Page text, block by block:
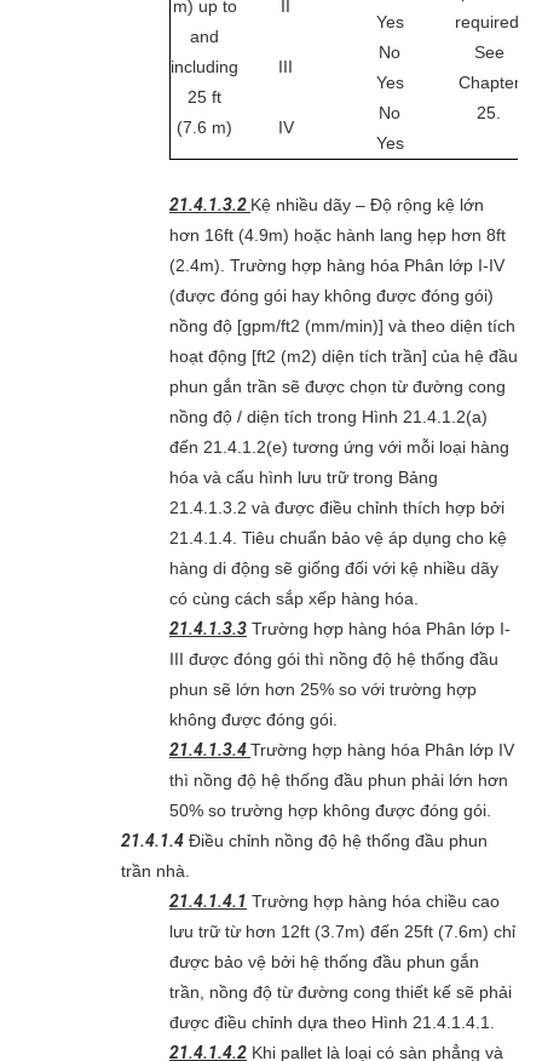
m) up to
and
including
25 ft
(7.6 m)
required.
See
Chapter
25.
II
Yes
III
No
Yes
IV
No
Yes
21.4.1.3.2 Kệ nhiều dãy – Độ rộng kệ lớn
hơn 16ft (4.9m) hoặc hành lang hẹp hơn 8ft
(2.4m). Trường hợp hàng hóa Phân lớp I-IV
(được đóng gói hay không được đóng gói)
nồng độ [gpm/ft2 (mm/min)] và theo diện tích
hoạt động [ft2 (m2) diện tích trần] của hệ đầu
phun gắn trần sẽ được chọn từ đường cong
nồng độ / diện tích trong Hình 21.4.1.2(a)
đến 21.4.1.2(e) tương ứng với mỗi loại hàng
hóa và cấu hình lưu trữ trong Bảng
21.4.1.3.2 và được điều chỉnh thích hợp bởi
21.4.1.4. Tiêu chuẩn bảo vệ áp dụng cho kệ
hàng di động sẽ giống đối với kệ nhiều dãy
có cùng cách sắp xếp hàng hóa.
21.4.1.3.3 Trường hợp hàng hóa Phân lớp I-
III được đóng gói thì nồng độ hệ thống đầu
phun sẽ lớn hơn 25% so với trường hợp
không được đóng gói.
21.4.1.3.4Trường hợp hàng hóa Phân lớp IV
thì nồng độ hệ thống đầu phun phải lớn hơn
50% so trường hợp không được đóng gói.
21.4.1.4 Điều chỉnh nồng độ hệ thống đầu phun
trần nhà.
21.4.1.4.1 Trường hợp hàng hóa chiều cao
lưu trữ từ hơn 12ft (3.7m) đến 25ft (7.6m) chỉ
được bảo vệ bởi hệ thống đầu phun gắn
trần, nồng độ từ đường cong thiết kế sẽ phải
được điều chỉnh dựa theo Hình 21.4.1.4.1.
21.4.1.4.2 Khi pallet là loại có sàn phẳng và